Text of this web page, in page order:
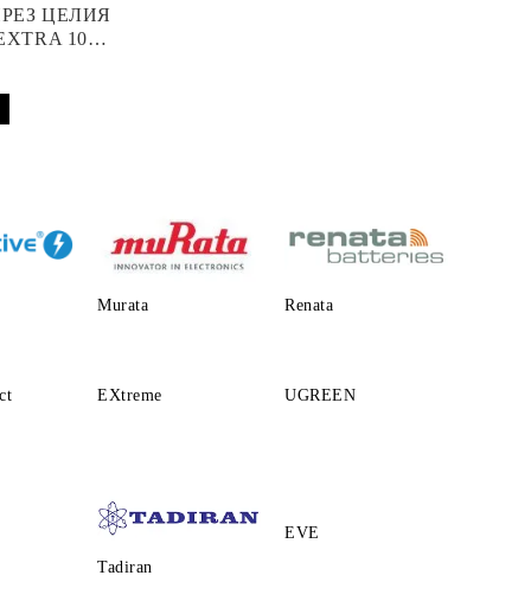
ЦЕЛИЯ
10
Murata
Renata
EXtreme UGREEN
Tadiran
EVE